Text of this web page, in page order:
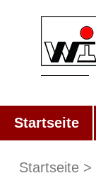
Startseite
Startseite